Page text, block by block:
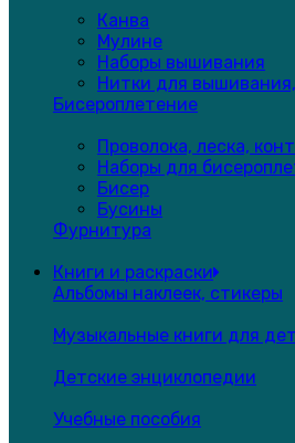
Канва
Мулине
Наборы вышивания
Нитки для
Бисероплетение
Проволока, леска,
Наборы для
Бисер
Бусины
Фурнитура
Книги и раскраски
Альбомы наклеек, стикеры
Музыкальные книги для
Детские энциклопедии
Учебные пособия